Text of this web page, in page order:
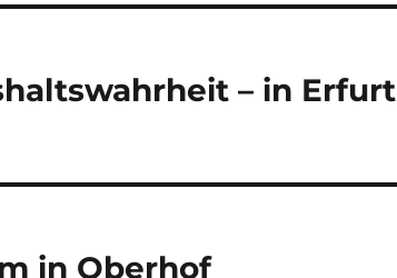
– in Erfurt
in Oberhof